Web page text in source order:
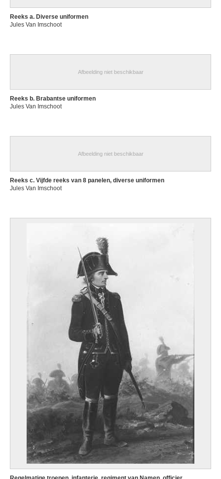
Reeks a. Diverse uniformen
Jules Van Imschoot
Afbeelding niet beschikbaar
Reeks b. Brabantse uniformen
Jules Van Imschoot
Afbeelding niet beschikbaar
Reeks c. Vijfde reeks van 8 panelen, diverse uniformen
Jules Van Imschoot